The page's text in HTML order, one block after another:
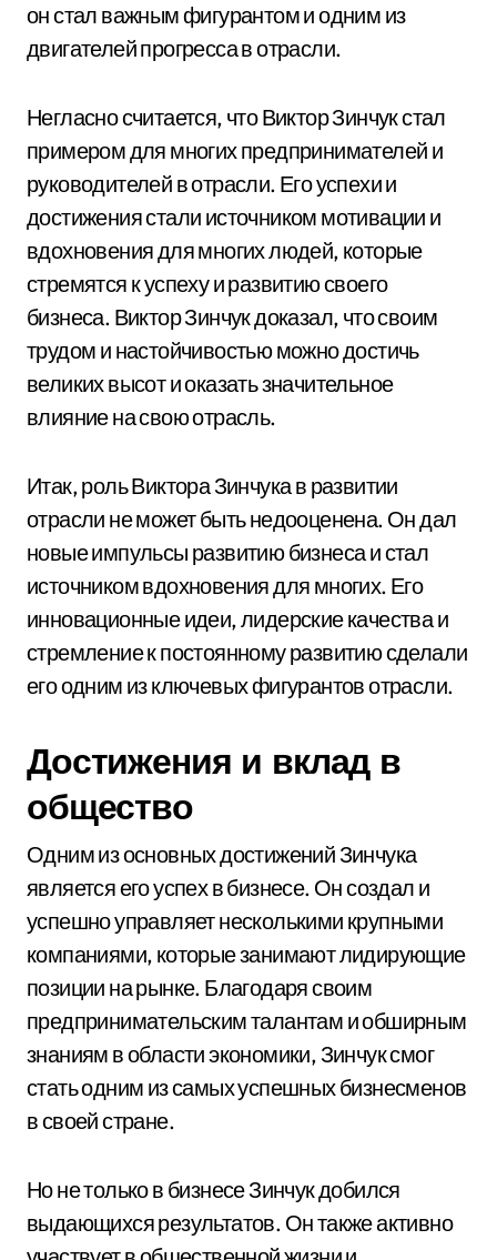
он стал важным фигурантом и одним из
двигателей прогресса в отрасли.
Негласно считается, что Виктор Зинчук стал
примером для многих предпринимателей и
руководителей в отрасли. Его успехи и
достижения стали источником мотивации и
вдохновения для многих людей, которые
стремятся к успеху и развитию своего
бизнеса. Виктор Зинчук доказал, что своим
трудом и настойчивостью можно достичь
великих высот и оказать значительное
влияние на свою отрасль.
Итак, роль Виктора Зинчука в развитии
отрасли не может быть недооценена. Он дал
новые импульсы развитию бизнеса и стал
источником вдохновения для многих. Его
инновационные идеи, лидерские качества и
стремление к постоянному развитию сделали
его одним из ключевых фигурантов отрасли.
Достижения и вклад в
общество
Одним из основных достижений Зинчука
является его успех в бизнесе. Он создал и
успешно управляет несколькими крупными
компаниями, которые занимают лидирующие
позиции на рынке. Благодаря своим
предпринимательским талантам и обширным
знаниям в области экономики, Зинчук смог
стать одним из самых успешных бизнесменов
в своей стране.
Но не только в бизнесе Зинчук добился
выдающихся результатов. Он также активно